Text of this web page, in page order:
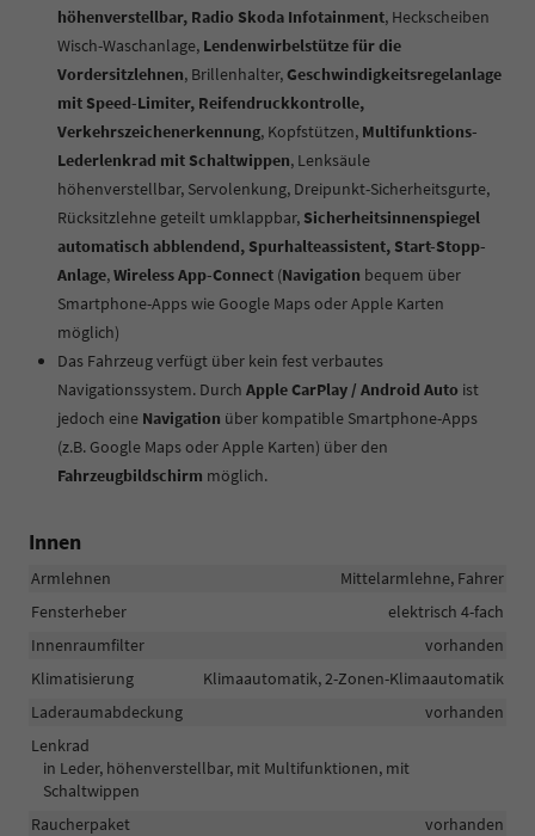
höhenverstellbar, Radio Skoda Infotainment, Heckscheiben
Wisch-Waschanlage, Lendenwirbelstütze für die
Vordersitzlehnen, Brillenhalter,Geschwindigkeitsregelanlage
mit Speed-Limiter, Reifendruckkontrolle,
Verkehrszeichenerkennung, Kopfstützen, Multifunktions-
Lederlenkrad mit Schaltwippen, Lenksäule
höhenverstellbar, Servolenkung, Dreipunkt-Sicherheitsgurte,
Rücksitzlehne geteilt umklappbar, Sicherheitsinnenspiegel
automatisch abblendend, Spurhalteassistent, Start-Stopp-
Anlage,Wireless App-Connect (Navigation bequem über
Smartphone-Apps wie Google Maps oder Apple Karten
möglich)
Das Fahrzeug verfügt über kein fest verbautes
Navigationssystem. Durch Apple CarPlay / Android Auto ist
jedoch eine Navigation über kompatible Smartphone-Apps
(z.B. Google Maps oder Apple Karten) über den
Fahrzeugbildschirm möglich.
Innen
Armlehnen
Mittelarmlehne, Fahrer
Fensterheber
elektrisch 4-fach
Innenraumfilter
vorhanden
Klimatisierung
Klimaautomatik, 2-Zonen-Klimaautomatik
Laderaumabdeckung
vorhanden
Lenkrad
in Leder, höhenverstellbar, mit Multifunktionen, mit
Schaltwippen
Raucherpaket
vorhanden